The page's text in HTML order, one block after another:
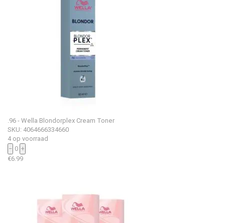
.96 - Wella Blondorplex Cream Toner
SKU: 4064666334660
4 op voorraad
− 0 +
€6.99